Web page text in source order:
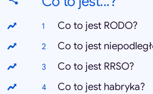
Co to jest RODO?
Co to jest
Co to jest RRSO?
Co to jest habryka?